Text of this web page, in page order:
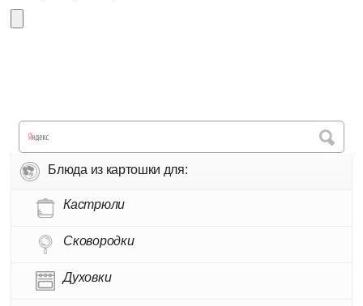
Блюда из картошки для:
Кастрюли
Сковородки
Духовки